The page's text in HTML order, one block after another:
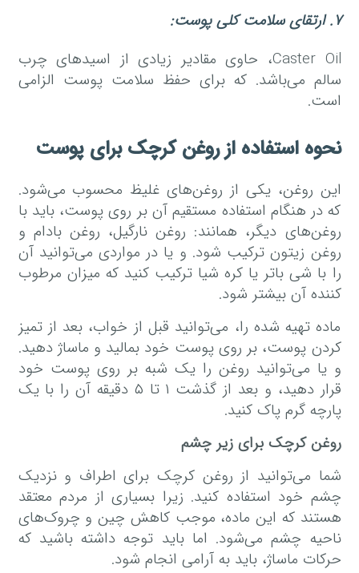
۷.ارتقای سلامت کلی پوست:
Caster Oil، حاوی مقادیر زیادی از اسیدهای چرب
سالم می‌باشد. که برای حفظ سلامت پوست الزامی
است.
نحوه استفاده از روغن کرچک برای پوست
این روغن، یکی از روغن‌های غلیظ محسوب می‌شود.
که در هنگام استفاده مستقیم آن بر روی پوست، باید با
روغن‌های دیگر، همانند: روغن نارگیل، روغن بادام و
روغن زیتون ترکیب شود. و یا در مواردی می‌توانید آن
را با شی باتر یا کره شیا ترکیب کنید‌ که میزان مرطوب
کننده آن بیشتر شود.
ماده تهیه شده را، می‌توانید قبل از خواب، بعد از تمیز
کردن پوست، بر روی پوست خود بمالید و ماساژ دهید.
و یا می‌توانید روغن را یک شبه بر روی پوست خود
قرار دهید، و بعد از گذشت ۱ تا ۵ دقیقه آن را با یک
پارچه گرم پاک کنید.
روغن کرچک برای زیر چشم
شما می‌توانید از روغن کرچک برای اطراف و نزدیک
چشم خود استفاده کنید. زیرا بسیاری از مردم معتقد
هستند که این ماده، موجب کاهش چین و چروک‌های
ناحیه چشم می‌شود. اما باید توجه داشته باشید که
حرکات ماساژ، باید به آرامی انجام شود.